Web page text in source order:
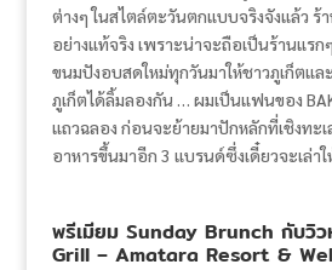
ต่างๆ ในสไตล์ตะวันตกแบบจริงจังแล้ว ร้
อย่างแท้จริง เพราะน่าจะถือเป็นร้านแร
ขนมปังอบสดใหม่ทุกวันมาให้ชาวภูเก็ตแ
ภูเก็ตได้ลิ้มลองกัน … ผมเป็นแฟนของ
แถวฉลอง ก่อนจะย้ายมาปักหลักที่เชิงทะ
อาหารขึ้นมาอีก 3 แบรนด์ซึ่งเดี๋ยวจะเล่า
พรีเมียม Sunday Brunch กับวิ
Grill – Amatara Resort &